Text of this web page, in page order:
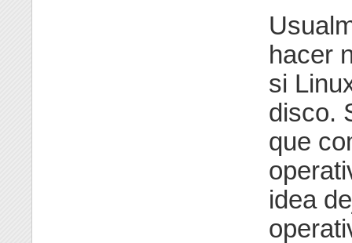
hacer
si
disco.
que
idea